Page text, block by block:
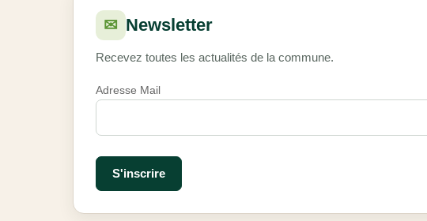
✉ Newsletter
Recevez toutes les actualités de la commune.
Adresse Mail